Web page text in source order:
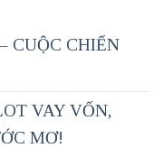
CUỘC CHIẾN
VAY VỐN,
MƠ!